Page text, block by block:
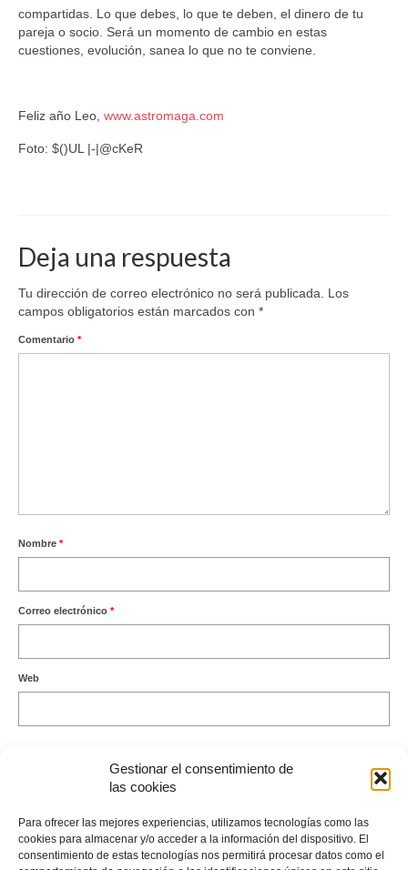
Gestionar el consentimiento de
las cookies
Para ofrecer las mejores experiencias, utilizamos tecnologías como las
cookies para almacenar y/o acceder a la información del dispositivo. El
consentimiento de estas tecnologías nos permitirá procesar datos como el
compartidas. Lo que debes, lo que te deben, el dinero de tu
pareja o socio. Será un momento de cambio en estas
cuestiones, evolución, sanea lo que no te conviene.
Feliz año Leo, www.astromaga.com
Foto: $()UL |-|@cKeR
Deja una respuesta
Tu dirección de correo electrónico no será publicada. Los
campos obligatorios están marcados con *
Comentario *
Nombre *
Correo electrónico *
Web
procesan los datos de tus comentarios.